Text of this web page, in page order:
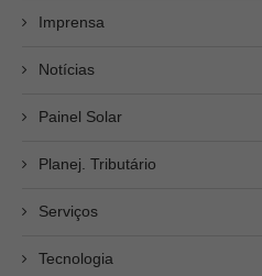
Imprensa
Notícias
Painel Solar
Planej. Tributário
Serviços
Tecnologia